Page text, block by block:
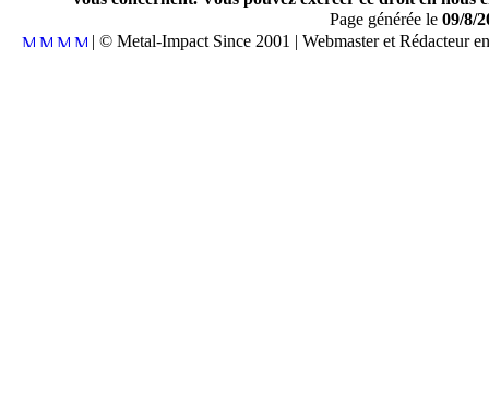
Page générée le 09/8/
| © Metal-Impact Since 2001 | Webmaster et Rédacteur